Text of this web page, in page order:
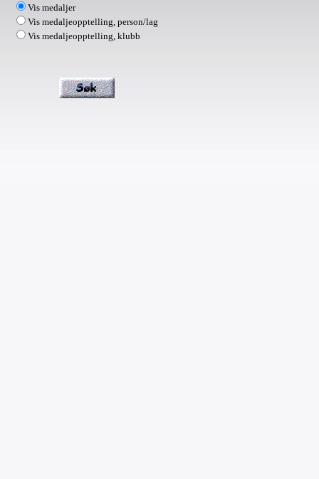
Vis medaljer
Vis medaljeopptelling, person/lag
Vis medaljeopptelling, klubb